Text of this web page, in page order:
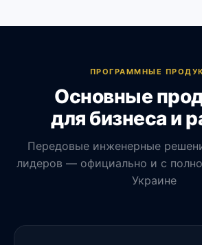
ПРОГРАММНЫЕ
Основные
для бизнеса и
Передовые инженерные
лидеров — официально и с
Украине